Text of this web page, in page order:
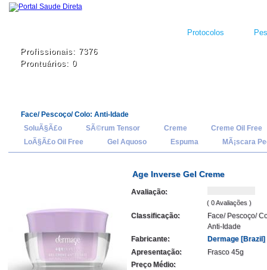
Protocolos
Profissionais: 7376
Prontuários: 0
Face/ Pescoço/ Colo: Anti-Idade
SoluÃ§Ã£o
SÃ©rum Tensor Creme
Creme Oil Free
LoÃ§Ã£o Oil Free
Gel Aquoso Espuma MÃ¡scara
Age Inverse Gel Creme
Avaliação:
( 0 Avaliações )
Classificação:
Face/ Pescoço/
Anti-Idade
Fabricante:
Dermage [Brazil]
Apresentação:
Frasco 45g
Preço Médio: